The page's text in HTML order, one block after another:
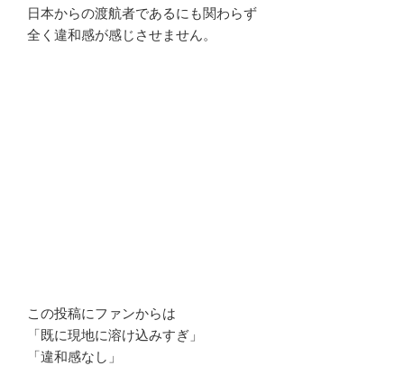
日本からの渡航者であるにも関わらず
全く違和感が感じさせません。
この投稿にファンからは
「既に現地に溶け込みすぎ」
「違和感なし」